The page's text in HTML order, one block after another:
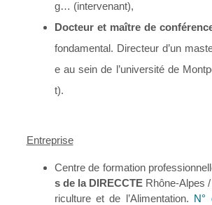
g… (intervenant),
Docteur et maître de
fondamental. Directeur d’un
e au sein de l’université de
t).
Entreprise
Centre de formation
s de la DIRECCTERhône-Alpes /
riculture et de l’Alimentation. N°